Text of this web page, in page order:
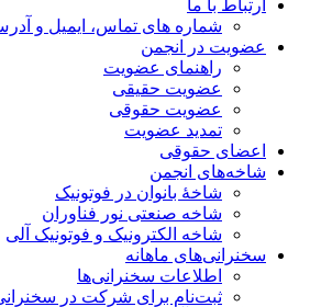
ارتباط با ما
شماره های تماس، ایمیل و آدرس
عضویت در انجمن
راهنمای عضویت
عضویت حقیقی
عضویت حقوقی
تمدید عضویت
اعضای حقوقی
شاخه‌های انجمن
شاخۀ بانوان در فوتونیک
شاخه صنعتی نور فناوران
شاخه‌ الکترونیک و فوتونیک آلی
سخنرانی‌های ماهانه
اطلاعات سخنرانی‌‌ها
ثبت‌نام برای شرکت در سخنرانی